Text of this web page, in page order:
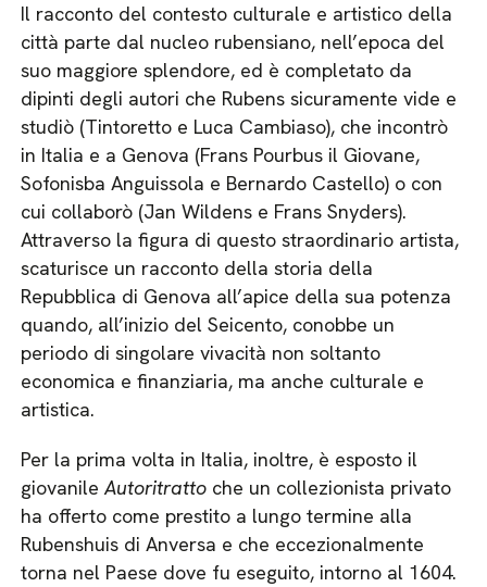
Il racconto del contesto culturale e artistico della
città parte dal nucleo rubensiano, nell’epoca del
suo maggiore splendore, ed è completato da
dipinti degli autori che Rubens sicuramente vide e
studiò (Tintoretto e Luca Cambiaso), che incontrò
in Italia e a Genova (Frans Pourbus il Giovane,
Sofonisba Anguissola e Bernardo Castello) o con
cui collaborò (Jan Wildens e Frans Snyders).
Attraverso la figura di questo straordinario artista,
scaturisce un racconto della storia della
Repubblica di Genova all’apice della sua potenza
quando, all’inizio del Seicento, conobbe un
periodo di singolare vivacità non soltanto
economica e finanziaria, ma anche culturale e
artistica.
Per la prima volta in Italia, inoltre, è esposto il
giovanileAutoritratto che un collezionista privato
ha offerto come prestito a lungo termine alla
Rubenshuis di Anversa e che eccezionalmente
torna nel Paese dove fu eseguito, intorno al 1604.